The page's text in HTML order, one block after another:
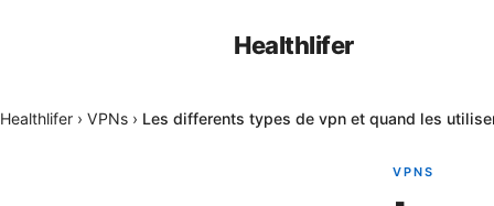
Healthlifer
Healthlifer › VPNs › Les differents types de vpn et quand les
VPNS